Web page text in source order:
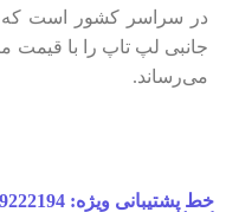
در سراسر کشور است که
جانبی لپ تاپ را با
می‌رساند.
خط پشتیبانی ویژه: 09199222194